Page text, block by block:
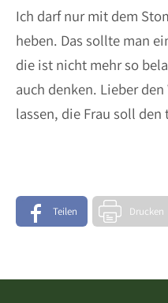
Ich darf nur mit dem
heben. Das sollte man
die ist nicht mehr so
auch denken. Lieber
lassen, die Frau soll
Teilen Drucken